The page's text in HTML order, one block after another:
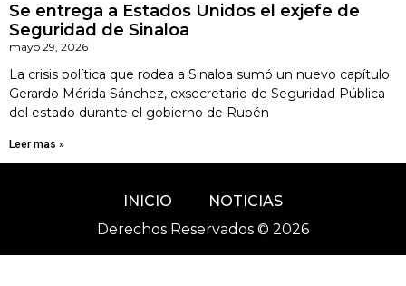
Se entrega a Estados Unidos el exjefe de
Seguridad de Sinaloa
mayo 29, 2026
La crisis política que rodea a Sinaloa sumó un nuevo capítulo.
Gerardo Mérida Sánchez, exsecretario de Seguridad Pública
del estado durante el gobierno de Rubén
Leer mas »
INICIO
NOTICIAS
Derechos Reservados © 2026